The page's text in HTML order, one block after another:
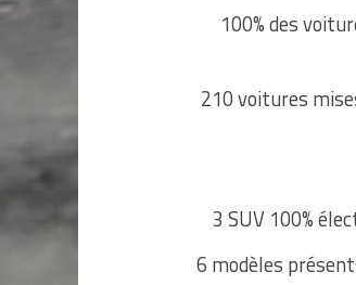
100% des
210 voitures
3 SUV 100%
6 modèles